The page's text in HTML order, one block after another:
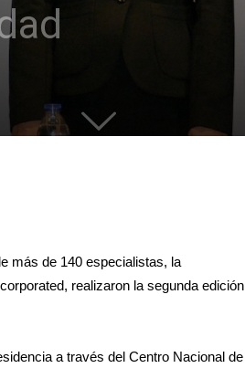
más de 140 especialistas, la
realizaron la segunda edición
a través del Centro Nacional de